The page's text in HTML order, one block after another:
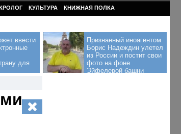
КУЛЬТУРА КНИЖНАЯ ПОЛКА
ввести
для
Признанный иноагентом
Борис Надеждин улетел
из России и постит свои
фото на фоне
Эйфелевой башни